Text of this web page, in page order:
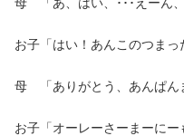
お子「はい！あんこのつまっ
母 「ありがとう、あんぱん
お子「オーレーさーまーに